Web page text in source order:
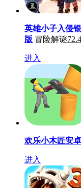
英雄小子入侵
版 冒险解谜
进入
欢乐小木匠安
进入